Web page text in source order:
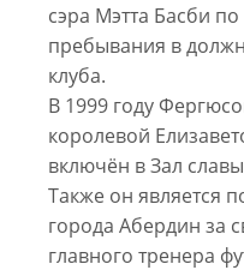
сэра Мэтта Басби
пребывания в
клуба.
В 1999 году
королевой
включён в Зал
Также он является
города Абердин за
главного тренера